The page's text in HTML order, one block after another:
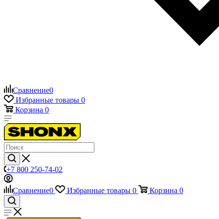
Сравнение0
Избранные товары 0
Корзина 0
+7 800 250-74-02
Сравнение0 Избранные товары 0 Корзина 0